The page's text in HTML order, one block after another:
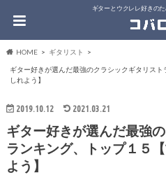
ギターとウクレレ好きの
HOME ギタリスト
ギター好きが選んだ最強のクラシックギタリス
しれよう】
2019.10.12 2021.03.21
ギター好きが選んだ最強
ランキング、トップ１５
よう】